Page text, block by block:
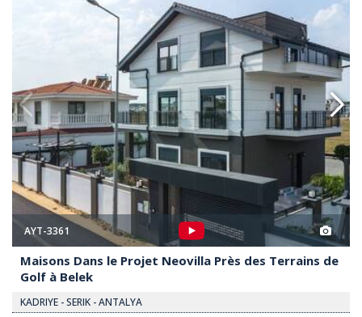
AYT-3361
Maisons Dans le Projet Neovilla Près des Terrains de
Golf à Belek
KADRIYE - SERIK - ANTALYA